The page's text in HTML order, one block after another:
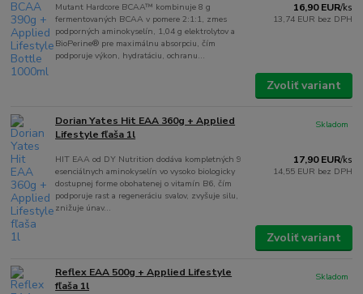
Mutant Hardcore BCAA™ kombinuje 8 g
fermentovaných BCAA v pomere 2:1:1, zmes
podporných aminokyselín, 1,04 g elektrolytov a
BioPerine® pre maximálnu absorpciu, čím
podporuje výkon, hydratáciu, ochranu...
16,90 EUR/ks
13,74 EUR bez DPH
Zvoliť variant
Dorian Yates Hit EAA 360g + Applied
Lifestyle fľaša 1l
HIT EAA od DY Nutrition dodáva kompletných 9
esenciálnych aminokyselín vo vysoko biologicky
dostupnej forme obohatenej o vitamín B6, čím
podporuje rast a regeneráciu svalov, zvyšuje silu,
znižuje únav...
17,90 EUR/ks
14,55 EUR bez DPH
Skladom
Zvoliť variant
Reflex EAA 500g + Applied Lifestyle
fľaša 1l
Skladom